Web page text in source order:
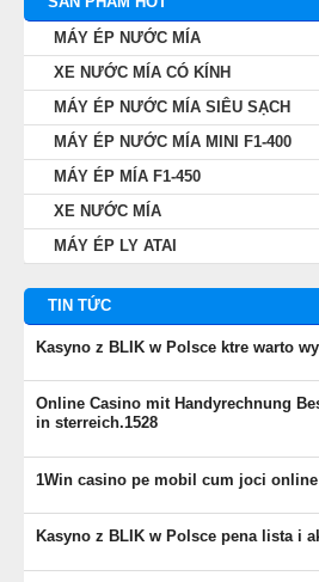
MÁY ÉP NƯỚC MÍA
XE NƯỚC MÍA CÓ KÍNH
MÁY ÉP NƯỚC MÍA SIÊU SẠCH
MÁY ÉP NƯỚC MÍA MINI F1-400
MÁY ÉP MÍA F1-450
XE NƯỚC MÍA
MÁY ÉP LY ATAI
TIN TỨC
Kasyno z BLIK w Polsce ktre warto
Online Casino mit Handyrechnung
in sterreich.1528
1Win casino pe mobil cum joci online
Kasyno z BLIK w Polsce pena lista i